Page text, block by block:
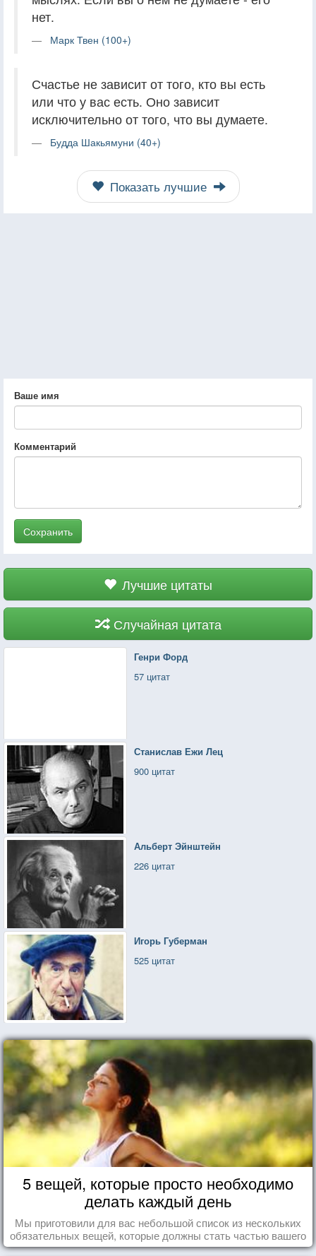
нет.
Марк Твен (100+)
Счастье не зависит от того, кто вы есть
или что у вас есть. Оно зависит
исключительно от того, что вы думаете.
Будда Шакьямуни (40+)
Показать лучшие
Ваше имя
Комментарий
Сохранить
Лучшие цитаты
Случайная цитата
Генри Форд
57 цитат
Станислав Ежи Лец
900 цитат
Альберт Эйнштейн
226 цитат
Игорь Губерман
525 цитат
5 вещей, которые просто необходимо
делать каждый день
Мы приготовили для вас небольшой список из нескольких
обязательных вещей, которые должны стать частью вашего
дня.